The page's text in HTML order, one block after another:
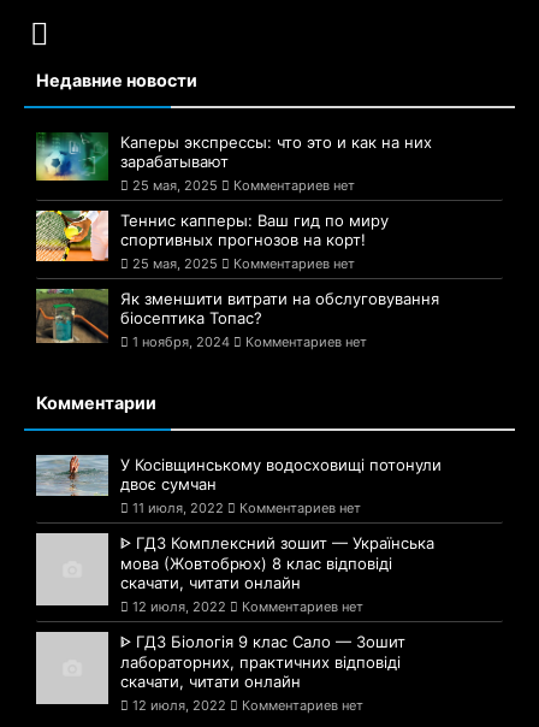
Недавние новости
Каперы экспрессы: что это и как на них
зарабатывают
25 мая, 2025 Комментариев нет
Теннис капперы: Ваш гид по миру
спортивных прогнозов на корт!
25 мая, 2025 Комментариев нет
Як зменшити витрати на обслуговування
біосептика Топас?
1 ноября, 2024 Комментариев нет
Комментарии
У Косівщинському водосховищі потонули
двоє сумчан
11 июля, 2022 Комментариев нет
ᐈ ГДЗ Комплексний зошит — Українська
мова (Жовтобрюх) 8 клас відповіді
скачати, читати онлайн
12 июля, 2022 Комментариев нет
ᐈ ГДЗ Біологія 9 клас Сало — Зошит
лабораторних, практичних відповіді
скачати, читати онлайн
12 июля, 2022 Комментариев нет